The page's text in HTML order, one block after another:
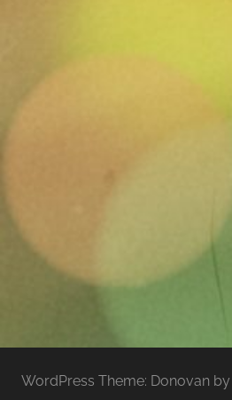
WordPress Theme: Donovan by